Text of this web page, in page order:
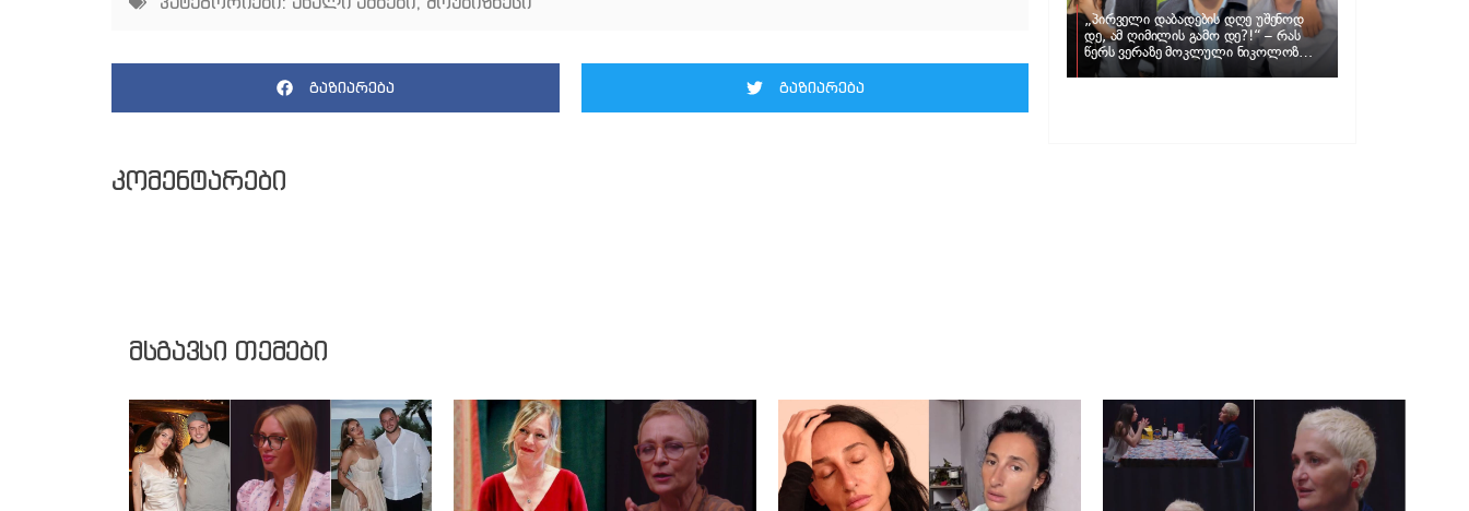
გაზიარება გაზიარება
კომენტარები
„პირველი დაბადების დღე უშენოდ
დე, ამ ღიმილის გამო დე?!“ – რას
წერს ვერაზე მოკლული ნიკოლოზ
ღუნაშვილის დედა
მსგავსი თემები